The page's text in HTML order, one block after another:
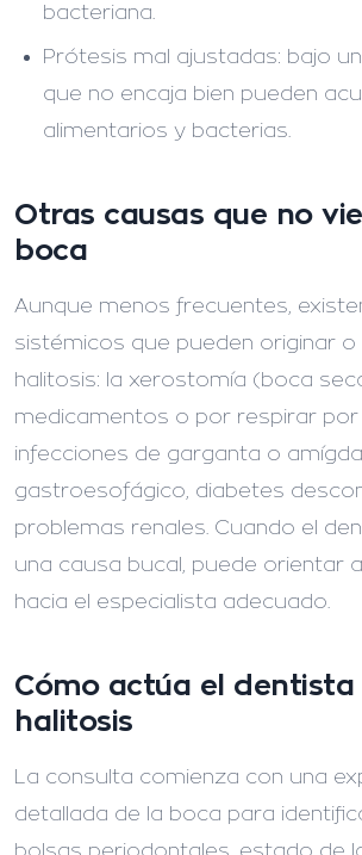
bacteriana.
Prótesis mal ajustadas: bajo
que no encaja bien pueden
alimentarios y bacterias.
Otras causas que no
boca
Aunque menos frecuentes,
sistémicos que pueden originar
halitosis: la xerostomía (boca
medicamentos o por respirar por
infecciones de garganta o
gastroesofágico, diabetes
problemas renales. Cuando el
una causa bucal, puede orientar
hacia el especialista adecuado.
Cómo actúa el
halitosis
La consulta comienza con una
detallada de la boca para
bolsas periodontales, estado de